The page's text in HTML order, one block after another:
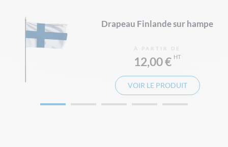
Drapeau Finlande sur hampe
À PARTIR DE
12,00 €
VOIR LE PRODUIT